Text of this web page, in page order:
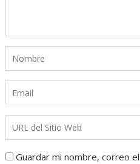
Guardar mi nombre, correo